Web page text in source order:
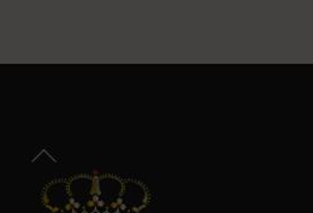
Back
Top